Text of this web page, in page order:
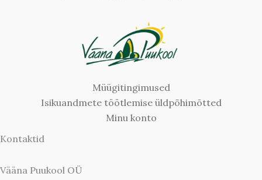
Müügitingimused
Isikuandmete töötlemise üldpõhimõtted
Minu konto
Kontaktid
Vääna Puukool OÜ